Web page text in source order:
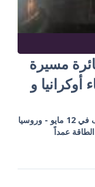
أكثر من 100 طائرة مسيرة
و
الرئيس الأوكراني: 14 منطقة تعرضت للقصف في 12 مايو - وروسيا
عمداً